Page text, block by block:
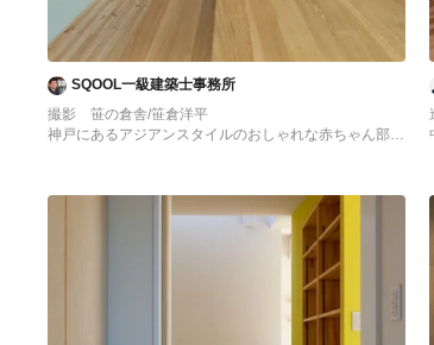
SQOOL一級建築士事務所
撮影 笹の倉舎/笹倉洋平
神戸にあるアジアンスタイルのおしゃれな赤ちゃん部屋